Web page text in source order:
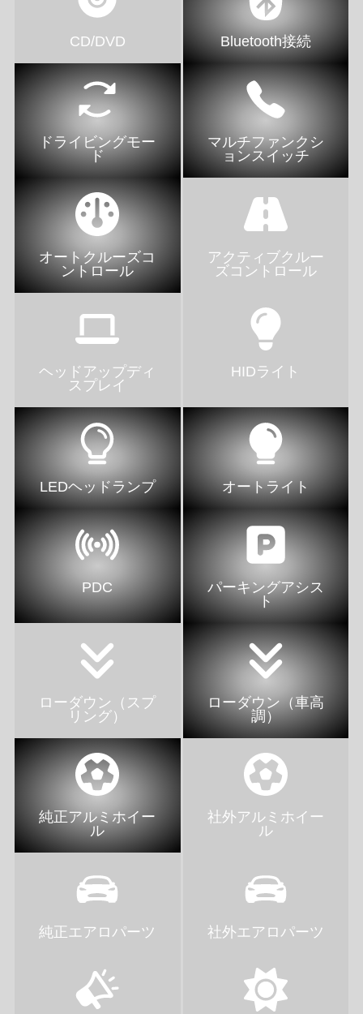
CD/DVD Bluetooth接続
ドライビングモー
ド
マルチファンクシ
ョンスイッチ
オートクルーズコ
ントロール
アクティブクルー
ズコントロール
ヘッドアップディ
スプレイ
HIDライト
LEDヘッドランプ オートライト
PDC
パーキングアシス
ト
ローダウン（スプ
リング）
ローダウン（車高
調）
純正アルミホイー
ル
社外アルミホイー
ル
純正エアロパーツ 社外エアロパーツ